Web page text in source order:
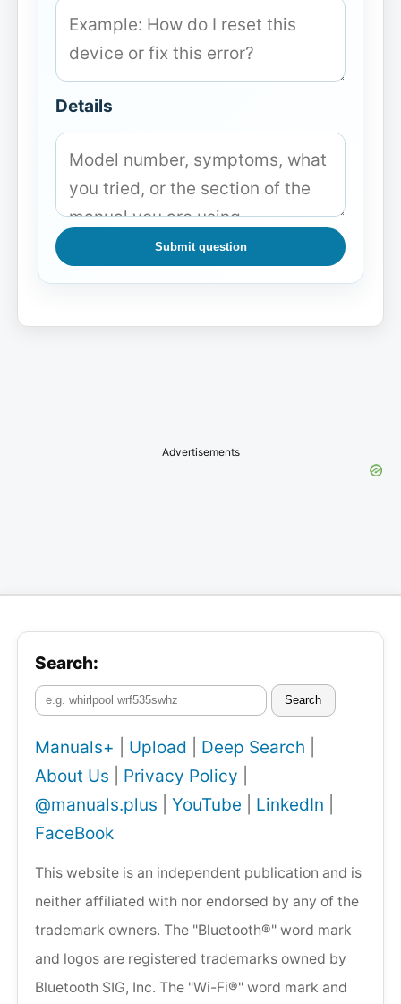
Details
Submit question
Advertisements
Search:
Search
Manuals+ Upload Deep Search
About Us
Privacy Policy
@manuals.plus
YouTube LinkedIn
FaceBook
This website is an independent publication and is
neither affiliated with nor endorsed by any of the
trademark owners. The "Bluetooth®" word mark
and logos are registered trademarks owned by
Bluetooth SIG, Inc. The "Wi-Fi®" word mark and